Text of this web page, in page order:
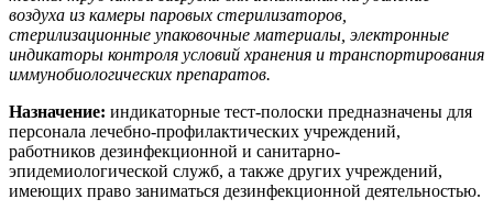
воздуха из камеры паровых стерилизаторов,
стерилизационные упаковочные материалы, электронные
индикаторы контроля условий хранения и транспортирования
иммунобиологических препаратов.
Назначение: индикаторные тест-полоски предназначены для
персонала лечебно-профилактических учреждений,
работников дезинфекционной и санитарно-
эпидемиологической служб, а также других учреждений,
имеющих право заниматься дезинфекционной деятельностью.